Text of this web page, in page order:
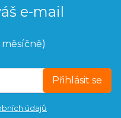
e-mail
Přihlásit se
údajů